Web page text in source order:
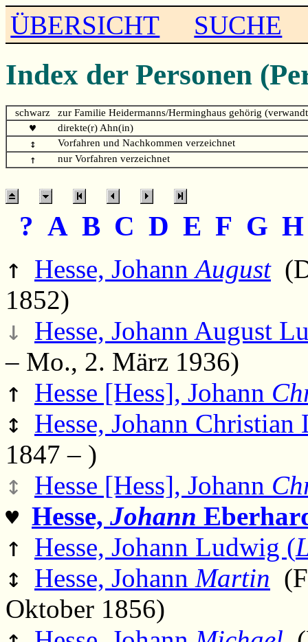
ÜBERSICHT SUCHE
Index der Personen
schwarz zur Familie Heidermanns/Herminghaus gehörig
♥ direkte(r) Ahn(in)
↕ Vorfahren und Nachkommen verzeichnet
↑ nur Vorfahren verzeichnet
? A B C D E F G
↑ Hesse, JohannAugust
1852)
↓ Hesse, Johann August
– Mo., 2. März 1936)
↑ Hesse [Hess], Johann
↕ Hesse, Johann
1847 – )
↕ Hesse [Hess], Johann
♥ Hesse, Johann
↑ Hesse, Johann Ludwig (
↕ Hesse, Johann Martin
Oktober 1856)